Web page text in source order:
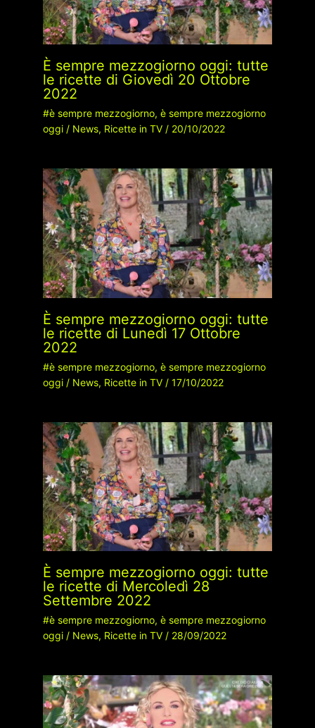
È sempre mezzogiorno oggi: tutte
le ricette di Giovedì 20 Ottobre
2022
#è sempre mezzogiorno, è sempre mezzogiorno
oggi/ News, Ricette in TV/ 20/10/2022
È sempre mezzogiorno oggi: tutte
le ricette di Lunedì 17 Ottobre
2022
#è sempre mezzogiorno, è sempre mezzogiorno
oggi/ News, Ricette in TV/ 17/10/2022
È sempre mezzogiorno oggi: tutte
le ricette di Mercoledì 28
Settembre 2022
#è sempre mezzogiorno, è sempre mezzogiorno
oggi/ News, Ricette in TV/ 28/09/2022